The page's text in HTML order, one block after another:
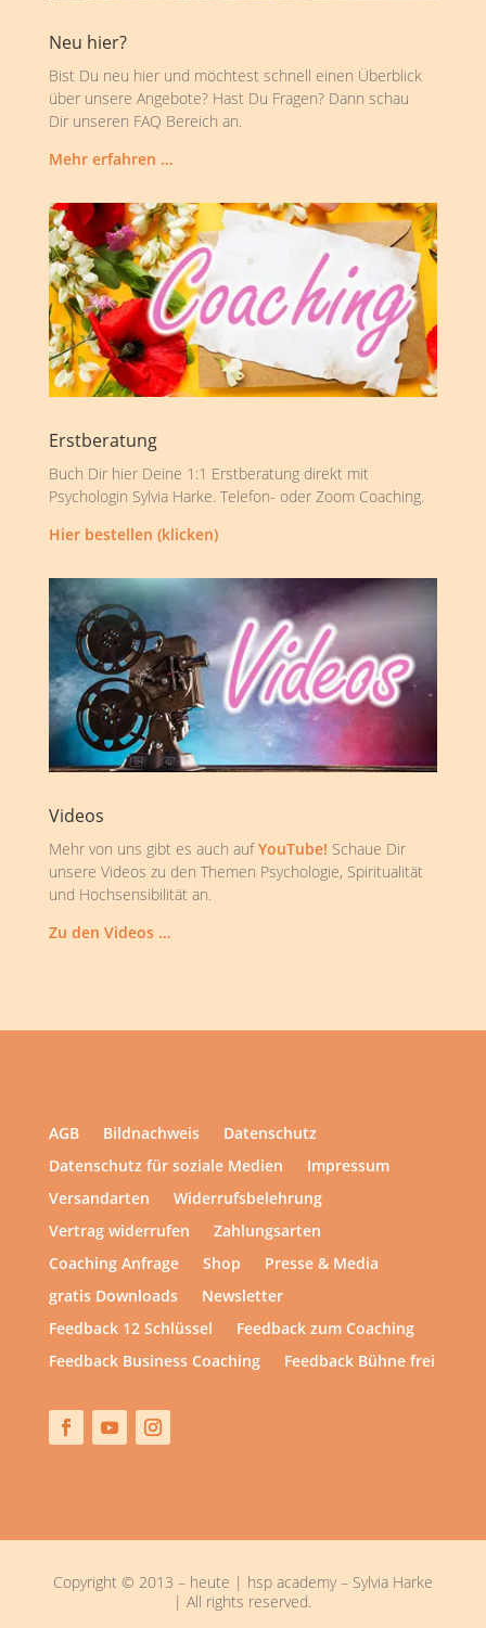
Neu hier?
Bist Du neu hier und möchtest schnell einen Überblick
über unsere Angebote? Hast Du Fragen? Dann schau
Dir unseren FAQ Bereich an.
Mehr erfahren …
Erstberatung
Buch Dir hier Deine 1:1 Erstberatung direkt mit
Psychologin Sylvia Harke. Telefon- oder Zoom Coaching.
Hier bestellen (klicken)
Videos
Mehr von uns gibt es auch aufYouTube! Schaue Dir
unsere Videos zu den Themen Psychologie, Spiritualität
und Hochsensibilität an.
Zu den Videos …
AGB Bildnachweis
Datenschutz
Datenschutz für soziale Medien
Impressum
Versandarten
Widerrufsbelehrung
Vertrag widerrufen
Zahlungsarten
Coaching Anfrage
Shop
Presse & Media
gratis Downloads
Newsletter
Feedback 12 Schlüssel
Feedback zum Coaching
Feedback Business Coaching
Feedback Bühne frei
Copyright © 2013 – heute | hsp academy – Sylvia Harke
| All rights reserved.